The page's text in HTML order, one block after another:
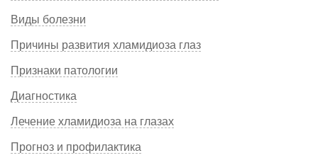
Виды болезни
Причины развития хламидиоза глаз
Признаки патологии
Диагностика
Лечение хламидиоза на глазах
Прогноз и профилактика